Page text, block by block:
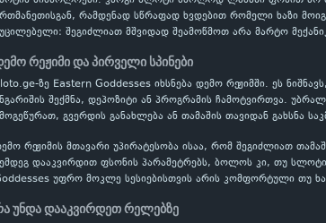
რამდენად სწრაფად ხვდებით რომელი ხაზი
შეგიძლიათ მშვიდად შეამოწმოთ არა მარტო
რეჟიმი და პირველი სპინები
ზე Eastern Goddesses იხსნება დემო რეჟიმში. ეს
შექმნა, დეპოზიტი ან პროგრამის ჩამოტვირთვა.
გვერდის განახლება ან თამაშის თავიდან გახსნა
რეჟიმის მთავარი უპირატესობა ისაა, რომ შეგიძლიათ
დააკვირდით ფსონის პარამეტრებს, ბოლოს კი, თუ სლოტი
უფრო მოკლე სესიებისთვის არის კომფორტული თუ
უნდა დააკვირდეთ რელებზე